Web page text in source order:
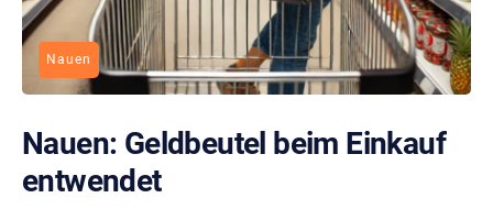
Nauen
Nauen: Geldbeutel beim Einkauf
entwendet